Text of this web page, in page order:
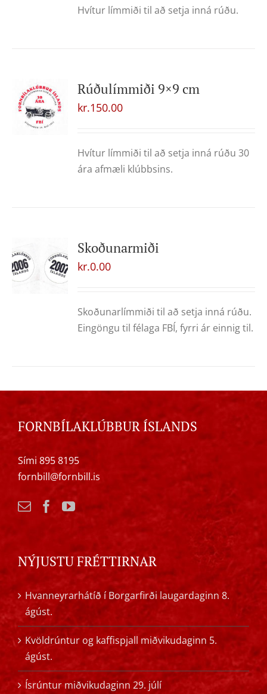
Hvítur límmiði til að setja inná rúðu.
Rúðulímmiði 9×9 cm
kr.150.00
Hvítur límmiði til að setja inná rúðu 30
ára afmæli klúbbsins.
Skoðunarmiði
kr.0.00
Skoðunarlímmiði til að setja inná rúðu.
Eingöngu til félaga FBÍ, fyrri ár einnig til.
FORNBÍLAKLÚBBUR ÍSLANDS
Sími 895 8195
fornbill@fornbill.is
NÝJUSTU FRÉTTIRNAR
Hvanneyrarhátíð í Borgarfirði laugardaginn 8.
ágúst.
Kvöldrúntur og kaffispjall miðvikudaginn 5.
ágúst.
Ísrúntur miðvikudaginn 29. júlí